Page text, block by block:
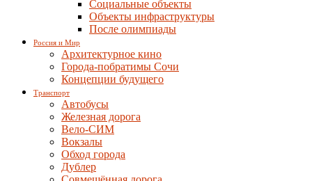
Социальные объекты
Объекты инфраструктуры
После олимпиады
Россия и Мир
Архитектурное кино
Города-побратимы Сочи
Концепции будущего
Транспорт
Автобусы
Железная дорога
Вело-СИМ
Вокзалы
Обход города
Дублер